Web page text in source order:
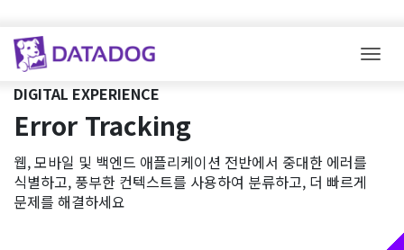
DIGITAL EXPERIENCE
Error Tracking
웹, 모바일 및 백엔드 애플리케이션 전반에서 중대한 에러를
식별하고, 풍부한 컨텍스트를 사용하여 분류하고, 더 빠르게
문제를 해결하세요